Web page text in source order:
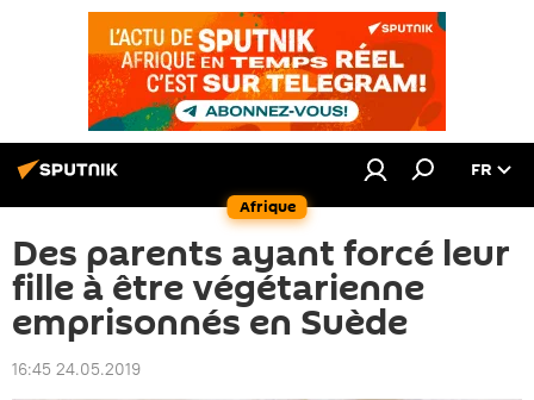
Afrique
FR
Des parents ayant forcé leur
fille à être végétarienne
emprisonnés en Suède
16:45 24.05.2019